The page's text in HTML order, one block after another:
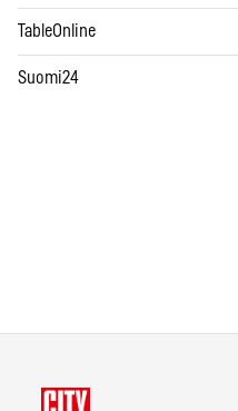
TableOnline
Suomi24